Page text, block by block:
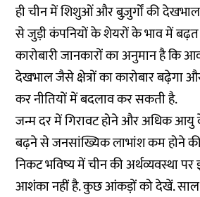
ही चीन में शिशुओं और बुज़ुर्गों की
से जुड़ी कंपनियों के शेयरों के भाव में
कारोबारी जानकारों का अनुमान है कि
देखभाल जैसे क्षेत्रों का कारोबार बढ़ेगा
कर नीतियों में बदलाव कर सकती है.
जन्म दर में गिरावट होने और अधिक आयु
बढ़ने से जनसांख्यिक लाभांश कम होने
निकट भविष्य में चीन की अर्थव्यवस्था
आशंका नहीं है. कुछ आंकड़ों को देखें.